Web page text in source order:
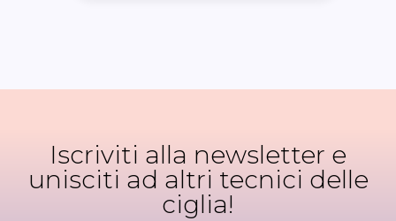
Iscriviti alla newsletter e
unisciti ad altri tecnici delle
ciglia!